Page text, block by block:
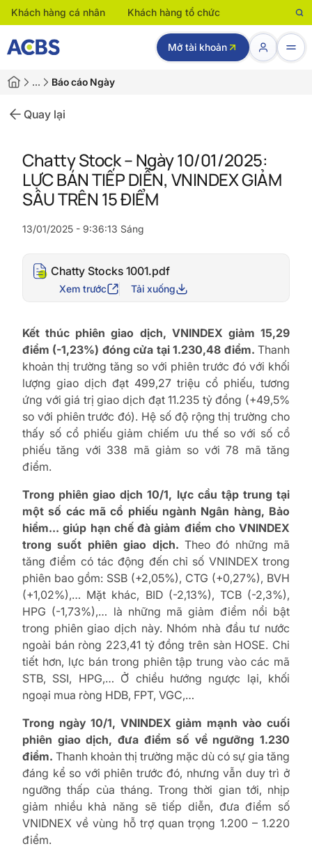
Khách hàng cá nhân Khách hàng tổ chức
Mở tài khoản
… Báo cáo Ngày
Quay lại
Chatty Stock – Ngày 10/01/2025:
LỰC BÁN TIẾP DIỄN, VNINDEX GIẢM
SÂU TRÊN 15 ĐIỂM
13/01/2025 - 9:36:13 Sáng
Chatty Stocks 1001.pdf
Xem trước Tải xuống
Kết thúc phiên giao dịch, VNINDEX giảm 15,29
điểm (-1,23%) đóng cửa tại 1.230,48 điểm. Thanh
khoản thị trường tăng so với phiên trước đó với khối
lượng giao dịch đạt 499,27 triệu cổ phiếu, tương
ứng với giá trị giao dịch đạt 11.235 tỷ đồng (+49,5%
so với phiên trước đó). Hệ số độ rộng thị trường cho
thấy số cổ phiếu giảm chiếm ưu thế so với số cổ
phiếu tăng với 338 mã giảm so với 78 mã tăng
điểm.
Trong phiên giao dịch 10/1, lực cầu tập trung tại
một số các mã cổ phiếu ngành Ngân hàng, Bảo
hiểm… giúp hạn chế đà giảm điểm cho VNINDEX
trong suốt phiên giao dịch. Theo đó những mã
tăng điểm có tác động đến chỉ số VNINDEX trong
phiên bao gồm: SSB (+2,05%), CTG (+0,27%), BVH
(+1,02%),… Mặt khác, BID (-2,13%), TCB (-2,3%),
HPG (-1,73%),… là những mã giảm điểm nổi bật
trong phiên giao dịch này. Nhóm nhà đầu tư nước
ngoài bán ròng 223,41 tỷ đồng trên sàn HOSE. Chi
tiết hơn, lực bán trong phiên tập trung vào các mã
STB, SSI, HPG,… Ở chiều hướng ngược lại, khối
ngoại mua ròng HDB, FPT, VGC,…
Trong ngày 10/1, VNINDEX giảm mạnh vào cuối
phiên giao dịch, đưa điểm số về ngưỡng 1.230
điểm. Thanh khoản thị trường mặc dù có sự gia tăng
đáng kể so với phiên trước đó, nhưng vẫn duy trì ở
ngưỡng thấp của tháng. Trong thời gian tới, nhịp
giảm nhiều khả năng sẽ tiếp diễn, đưa điểm số
VNIDNEX về vùng hỗ trợ quan trọng 1.200 – 1.220
điểm.